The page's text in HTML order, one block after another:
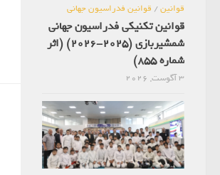
قوانین/ قوانین فدراسیون جهانی
قوانین تکنیکی فدراسیون جهانی
شمشیربازی (2025-2026) (اثر
شماره 855)
3 آگوست, 2026